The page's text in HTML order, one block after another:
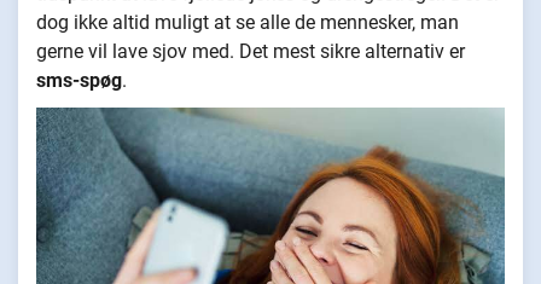
dog ikke altid muligt at se alle de mennesker, man
gerne vil lave sjov med. Det mest sikre alternativ er
sms-spøg.